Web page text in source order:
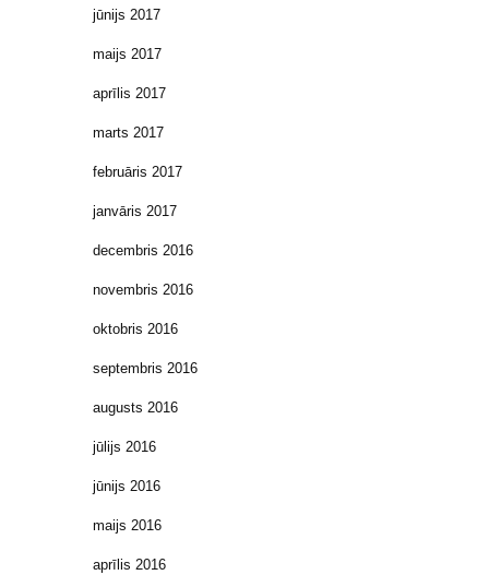
jūnijs 2017
maijs 2017
aprīlis 2017
marts 2017
februāris 2017
janvāris 2017
decembris 2016
novembris 2016
oktobris 2016
septembris 2016
augusts 2016
jūlijs 2016
jūnijs 2016
maijs 2016
aprīlis 2016